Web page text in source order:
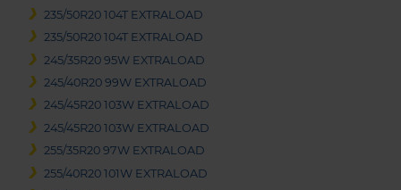
235/50R20 104T EXTRALOAD
235/50R20 104T EXTRALOAD
245/35R20 95W EXTRALOAD
245/40R20 99W EXTRALOAD
245/45R20 103W EXTRALOAD
245/45R20 103W EXTRALOAD
255/35R20 97W EXTRALOAD
255/40R20 101W EXTRALOAD